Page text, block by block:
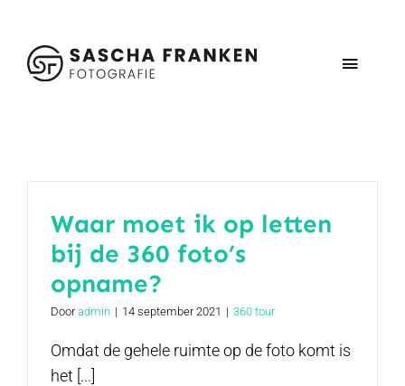
inhoud
Toggle
Schoolfotografie
Contact
Waar moet ik op letten
bij de 360 foto’s
opname?
Dooradmin | 14 september 2021 | 360 tour
Omdat de gehele ruimte op de foto komt is
het [...]